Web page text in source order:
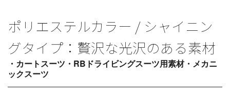
ポリエステルカラー / シャイニン
グタイプ：贅沢な光沢のある素材
・カートスーツ・RBドライビングスーツ用素材・メカニ
ックスーツ